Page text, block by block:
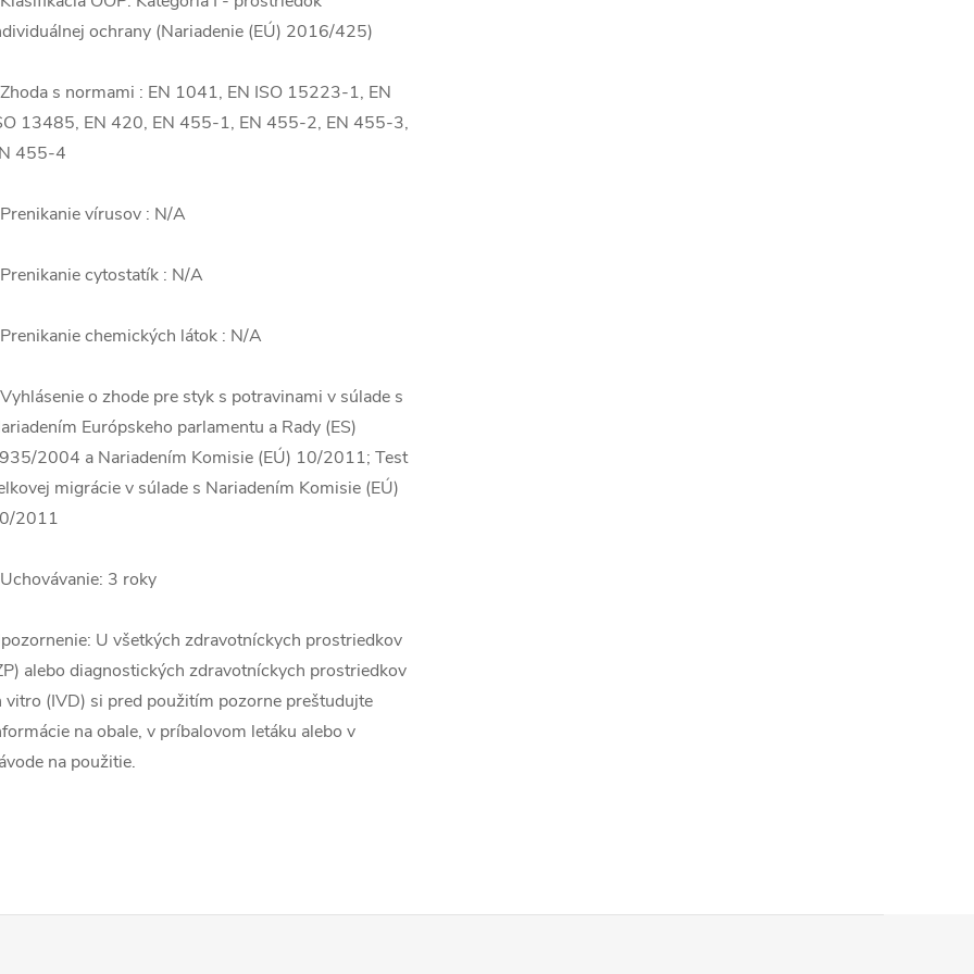
ochrany (Nariadenie (EÚ) 2016/425)
s normami : EN 1041, EN ISO 15223-1, EN
13485, EN 420, EN 455-1, EN 455-2, EN 455-3,
455-4
vírusov : N/A
cytostatík : N/A
chemických látok : N/A
o zhode pre styk s potravinami v súlade s
Európskeho parlamentu a Rady (ES)
2004 a Nariadením Komisie (EÚ) 10/2011; Test
migrácie v súlade s Nariadením Komisie (EÚ)
2011
3 roky
U všetkých zdravotníckych prostriedkov
alebo diagnostických zdravotníckych prostriedkov
vitro (IVD) si pred použitím pozorne preštudujte
na obale, v príbalovom letáku alebo v
na použitie.